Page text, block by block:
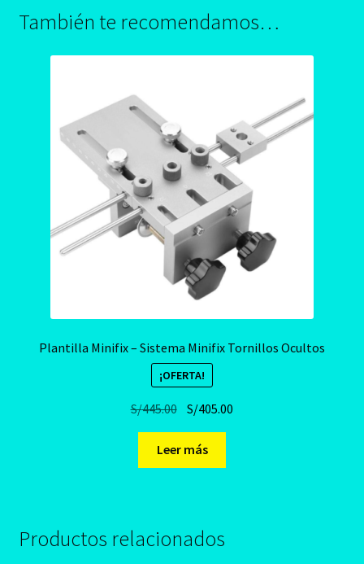
También te recomendamos…
Plantilla Minifix – Sistema Minifix Tornillos Ocultos
¡OFERTA!
S/445.00 El
original
era:
S/405.00
Leer más
Productos relacionados